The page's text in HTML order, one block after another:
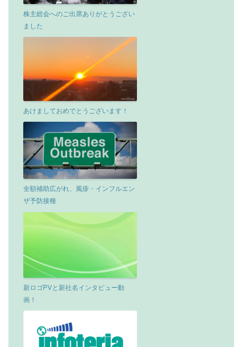
株主総会へのご出席ありがとうござい
ました
あけましておめでとうございます！
全額補助広がれ、風疹・インフルエン
ザ予防接種
新ロゴPVと新社名インタビュー動
画！